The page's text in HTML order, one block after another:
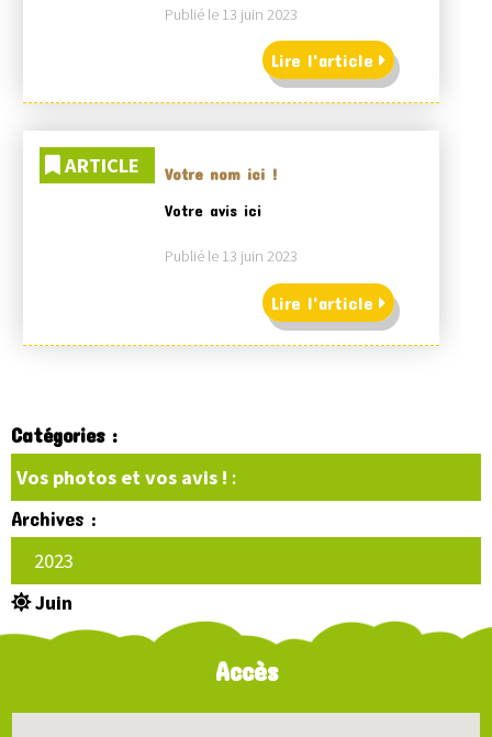
Publié le 13 juin 2023
Lire l'article
ARTICLE
Votre nom ici !
Votre avis ici
Publié le 13 juin 2023
Lire l'article
Catégories :
Vos photos et vos avis ! :
Archives :
2023
Juin
Accès